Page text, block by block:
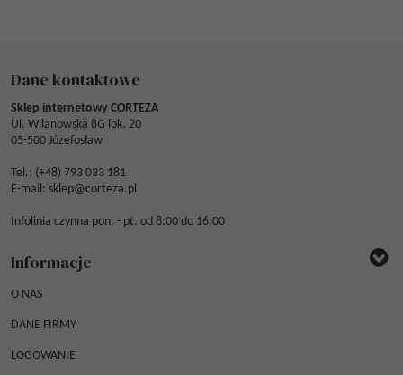
Dane kontaktowe
Sklep internetowy CORTEZA
Ul. Wilanowska 8G lok. 20
05-500 Józefosław
Tel.: (+48) 793 033 181
E-mail: sklep@corteza.pl
Infolinia czynna pon. - pt. od 8:00 do 16:00
Informacje
O NAS
DANE FIRMY
LOGOWANIE